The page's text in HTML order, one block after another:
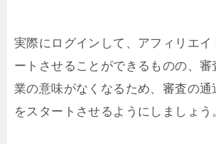
実際にログインして、アフィリエイ
ートさせることができるものの、
業の意味がなくなるため、審査の通
をスタートさせるようにしましょう